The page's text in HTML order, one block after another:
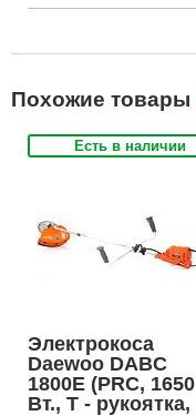
Похожие товары
Есть в наличии
Электрокоса
Daewoo DABC
1800E (PRC, 1650
Вт., T - рукоятка,